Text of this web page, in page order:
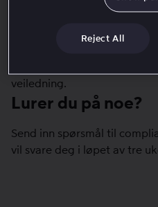
Vil du vite mer om
veiledning.
Lurer du på noe?
Send inn spørsmål til
vil svare deg i løpet av tre
Reject All